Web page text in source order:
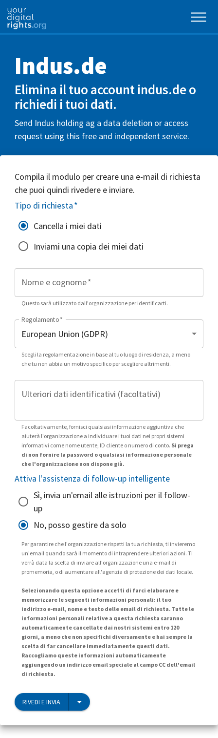
Indus.de
Elimina il tuo account indus.de o
richiedi i tuoi dati.
Send Indus holding ag a data deletion or access
request using this free and independent service.
Compila il modulo per creare una e-mail di richiesta
che puoi quindi rivedere e inviare.
Tipo di richiesta*
Cancella i miei dati
Inviami una copia dei miei dati
Nome e cognome*
Questo sarà utilizzato dall'organizzazione per identificarti.
Regolamento*
Scegli la regolamentazione in base al tuo luogo di residenza, a meno
che tu non abbia un motivo specifico per scegliere altrimenti.
Ulteriori dati identificativi (facoltativi)
Facoltativamente, fornisci qualsiasi informazione aggiuntiva che
aiuterà l'organizzazione a individuare i tuoi dati nei propri sistemi
informativi come nome utente, ID cliente o numero di conto. Si prega
di non fornire la password o qualsiasi informazione personale
che l'organizzazione non dispone già.
Attiva l'assistenza di follow-up intelligente
Sì, invia un'email alle istruzioni per il follow-
up
No, posso gestire da solo
Per garantire che l'organizzazione rispetti la tua richiesta, ti invieremo
un'email quando sarà il momento di intraprendere ulteriori azioni. Ti
verrà data la scelta di inviare all'organizzazione una e-mail di
promemoria, o di aumentare all'agenzia di protezione dei dati locale.
Selezionando questa opzione accetti di farci elaborare e
memorizzare le seguenti informazioni personali: il tuo
indirizzo e-mail, nome e testo delle email di richiesta. Tutte le
informazioni personali relative a questa richiesta saranno
automaticamente cancellate dai nostri sistemi entro 120
giorni, a meno che non specifichi diversamente e hai sempre la
scelta di far cancellare immediatamente questi dati.
Raccogliamo queste informazioni automaticamente
aggiungendo un indirizzo email speciale al campo CC dell'email
di richiesta.
RIVEDI E INVIA